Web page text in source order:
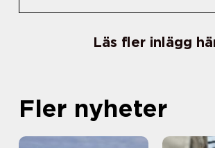
Läs fler inlägg
Fler nyheter